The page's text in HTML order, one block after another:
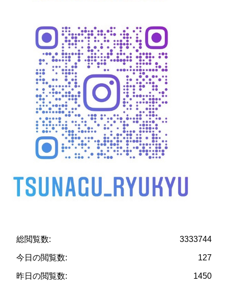
3333744
総閲覧数:
127
今日の閲覧数:
1450
昨日の閲覧数: